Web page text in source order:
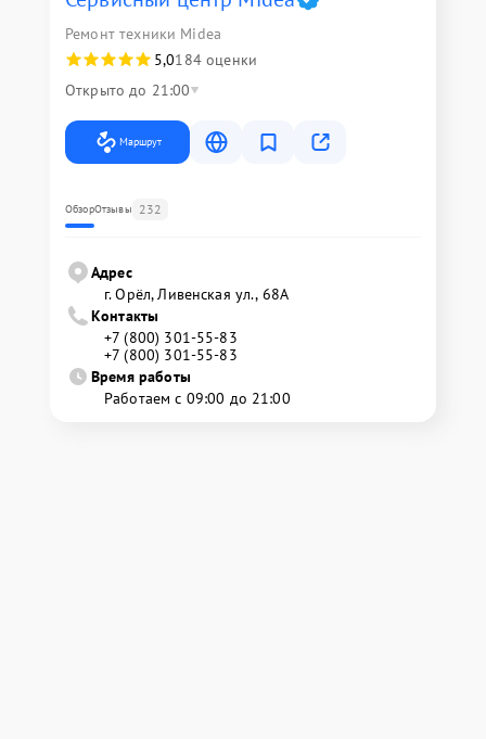
Ремонт техники Midea
5,0184 оценки
Открыто до 21:00
Маршрут
ОбзорОтзывы 232
Адрес
г. Орёл, Ливенская ул., 68А
Контакты
+7 (800) 301-55-83
+7 (800) 301-55-83
Время работы
Работаем с 09:00 до 21:00